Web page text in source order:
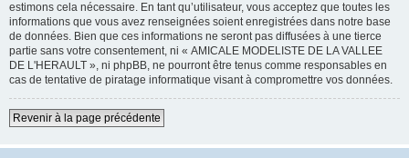
estimons cela nécessaire. En tant qu’utilisateur, vous acceptez que toutes les
informations que vous avez renseignées soient enregistrées dans notre base
de données. Bien que ces informations ne seront pas diffusées à une tierce
partie sans votre consentement, ni « AMICALE MODELISTE DE LA VALLEE
DE L'HERAULT », ni phpBB, ne pourront être tenus comme responsables en
cas de tentative de piratage informatique visant à compromettre vos données.
Revenir à la page précédente